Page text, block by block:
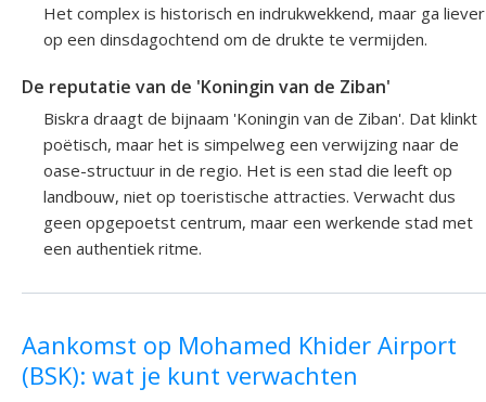
Het complex is historisch en indrukwekkend, maar ga liever
op een dinsdagochtend om de drukte te vermijden.
De reputatie van de 'Koningin van de Ziban'
Biskra draagt de bijnaam 'Koningin van de Ziban'. Dat klinkt
poëtisch, maar het is simpelweg een verwijzing naar de
oase-structuur in de regio. Het is een stad die leeft op
landbouw, niet op toeristische attracties. Verwacht dus
geen opgepoetst centrum, maar een werkende stad met
een authentiek ritme.
Aankomst op Mohamed Khider Airport
(BSK): wat je kunt verwachten